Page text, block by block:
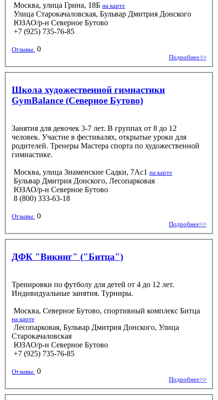
Москва, улица Грина, 18Б на карте
Улица Старокачаловская, Бульвар Дмитрия Донского
ЮЗАО/р-н Северное Бутово
+7 (925) 735-76-85
Отзывы: 0
Подробнее>>
Школа художественной гимнастики
GymBalance (Северное Бутово)
Занятия для девочек 3-7 лет. В группах от 8 до 12
человек. Участие в фестивалях, открытые уроки для
родителей. Тренеры Мастера спорта по художественной
гимнастике.
Москва, улица Знаменские Садки, 7Ас1 на карте
Бульвар Дмитрия Донского, Лесопарковая
ЮЗАО/р-н Северное Бутово
8 (800) 333-63-18
Отзывы: 0
Подробнее>>
ДФК "Викинг" ("Битца")
Тренировки по футболу для детей от 4 до 12 лет.
Индивидуальные занятия. Турниры.
Москва, Северное Бутово, спортивный комплекс Битца
на карте
Лесопарковая, Бульвар Дмитрия Донского, Улица
Старокачаловская
ЮЗАО/р-н Северное Бутово
+7 (925) 735-76-85
Отзывы: 0
Подробнее>>